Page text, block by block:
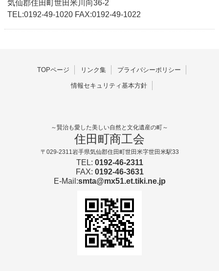
気仙郡住田町世田米川向36-2
TEL:0192-49-1020 FAX:0192-49-1022
TOPページ リンク集 プライバシーポリシー
情報セキュリティ基本方針
～賢治も愛した美しい自然と文化遺産の町～
住田町商工会
〒029-2311岩手県気仙郡住田町世田米字世田米駅33
TEL: 0192-46-2311
FAX: 0192-46-3631
E-Mail:smta@mx51.et.tiki.ne.jp